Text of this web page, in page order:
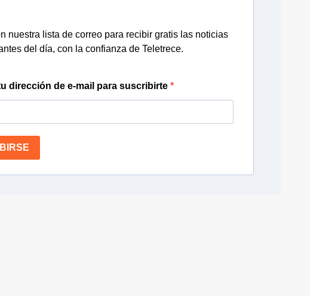
nuestra lista de correo para recibir gratis las noticias
del día, con la confianza de Teletrece.
dirección de e-mail para suscribirte